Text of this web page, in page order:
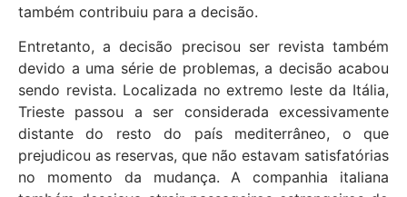
também contribuiu para a decisão.
Entretanto, a decisão precisou ser revista também
devido a uma série de problemas, a decisão acabou
sendo revista. Localizada no extremo leste da Itália,
Trieste passou a ser considerada excessivamente
distante do resto do país mediterrâneo, o que
prejudicou as reservas, que não estavam satisfatórias
no momento da mudança. A companhia italiana